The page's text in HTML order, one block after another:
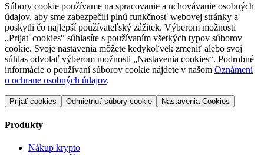
Súbory cookie používame na spracovanie a uchovávanie osobných
údajov, aby sme zabezpečili plnú funkčnosť webovej stránky a
poskytli čo najlepší používateľský zážitek. Výberom možnosti
„Prijať cookies“ súhlasíte s používaním všetkých typov súborov
cookie. Svoje nastavenia môžete kedykoľvek zmeniť alebo svoj
súhlas odvolať výberom možnosti „Nastavenia cookies“. Podrobné
informácie o používaní súborov cookie nájdete v našom Oznámení
o ochrane osobných údajov.
Prijať cookies Odmietnuť súbory cookie Nastavenia Cookies
Produkty
Nákup krypto